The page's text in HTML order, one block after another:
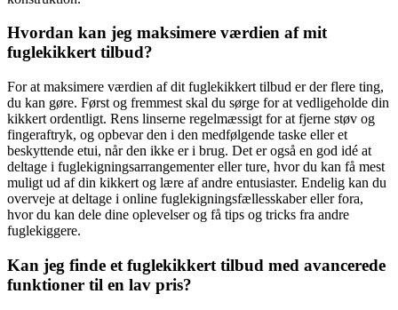
Hvordan kan jeg maksimere værdien af mit
fuglekikkert tilbud?
For at maksimere værdien af dit fuglekikkert tilbud er der flere ting,
du kan gøre. Først og fremmest skal du sørge for at vedligeholde din
kikkert ordentligt. Rens linserne regelmæssigt for at fjerne støv og
fingeraftryk, og opbevar den i den medfølgende taske eller et
beskyttende etui, når den ikke er i brug. Det er også en god idé at
deltage i fuglekigningsarrangementer eller ture, hvor du kan få mest
muligt ud af din kikkert og lære af andre entusiaster. Endelig kan du
overveje at deltage i online fuglekigningsfællesskaber eller fora,
hvor du kan dele dine oplevelser og få tips og tricks fra andre
fuglekiggere.
Kan jeg finde et fuglekikkert tilbud med avancerede
funktioner til en lav pris?